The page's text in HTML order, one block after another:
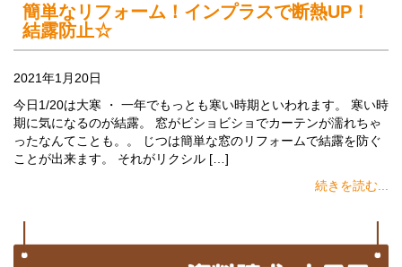
簡単なリフォーム！インプラスで断熱UP！
結露防止☆
2021年1月20日
今日1/20は大寒 ・ 一年でもっとも寒い時期といわれます。 寒い時
期に気になるのが結露。 窓がビショビショでカーテンが濡れちゃ
ったなんてことも。。 じつは簡単な窓のリフォームで結露を防ぐ
ことが出来ます。 それがリクシル […]
続きを読む...